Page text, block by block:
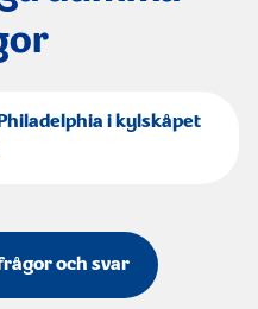
i kylskåpet
och svar